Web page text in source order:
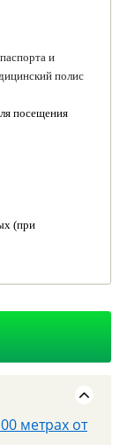
и
полис
посещения
(при
экскурсия,
метрах от